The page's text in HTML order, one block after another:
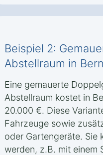
Beispiel 2:
Abstellraum in
Eine gemauerte
Abstellraum kostet in
20.000 €. Diese
Fahrzeuge sowie
oder Gartengeräte. Sie
werden, z.B. mit einem